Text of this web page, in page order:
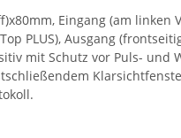
Eingang (am linken
PLUS), Ausgang
mit Schutz vor Puls-